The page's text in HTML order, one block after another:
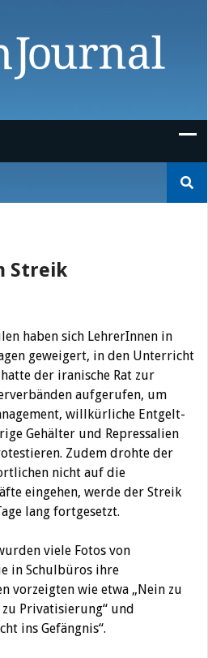
nach:
Streik
haben sich LehrerInnen in
geweigert, in den Unterricht
der iranische Rat zur
aufgerufen, um
willkürliche Entgelt-
Gehälter und Repressalien
Zudem drohte der
nicht auf die
eingehen, werde der Streik
lang fortgesetzt.
viele Fotos von
in Schulbüros ihre
vorzeigten wie etwa „Nein zu
Privatisierung“ und
ins Gefängnis“.